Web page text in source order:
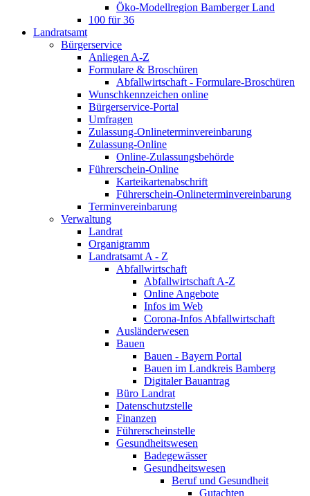
Öko-Modellregion Bamberger Land
100 für 36
Landratsamt
Bürgerservice
Anliegen A-Z
Formulare & Broschüren
Abfallwirtschaft - Formulare-Broschüren
Wunschkennzeichen online
Bürgerservice-Portal
Umfragen
Zulassung-Onlineterminvereinbarung
Zulassung-Online
Online-Zulassungsbehörde
Führerschein-Online
Karteikartenabschrift
Führerschein-Onlineterminvereinbarung
Terminvereinbarung
Verwaltung
Landrat
Organigramm
Landratsamt A - Z
Abfallwirtschaft
Abfallwirtschaft A-Z
Online Angebote
Infos im Web
Corona-Infos Abfallwirtschaft
Ausländerwesen
Bauen
Bauen - Bayern Portal
Bauen im Landkreis Bamberg
Digitaler Bauantrag
Büro Landrat
Datenschutzstelle
Finanzen
Führerscheinstelle
Gesundheitswesen
Badegewässer
Gesundheitswesen
Beruf und Gesundheit
Gutachten